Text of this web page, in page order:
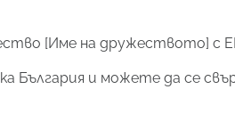
[Име на дружеството] с
България и можете да се